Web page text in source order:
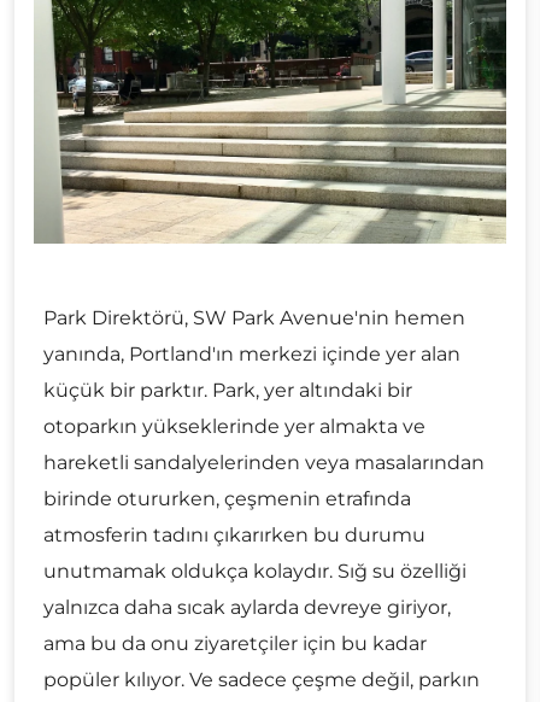
Park Direktörü, SW Park Avenue'nin hemen
yanında, Portland'ın merkezi içinde yer alan
küçük bir parktır. Park, yer altındaki bir
otoparkın yükseklerinde yer almakta ve
hareketli sandalyelerinden veya masalarından
birinde otururken, çeşmenin etrafında
atmosferin tadını çıkarırken bu durumu
unutmamak oldukça kolaydır. Sığ su özelliği
yalnızca daha sıcak aylarda devreye giriyor,
ama bu da onu ziyaretçiler için bu kadar
popüler kılıyor. Ve sadece çeşme değil, parkın